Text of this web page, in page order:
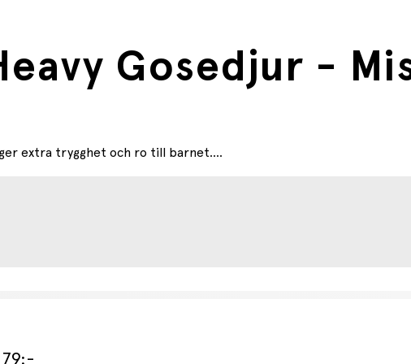
Gosedjur -
extra trygghet och ro till barnet....
79:-